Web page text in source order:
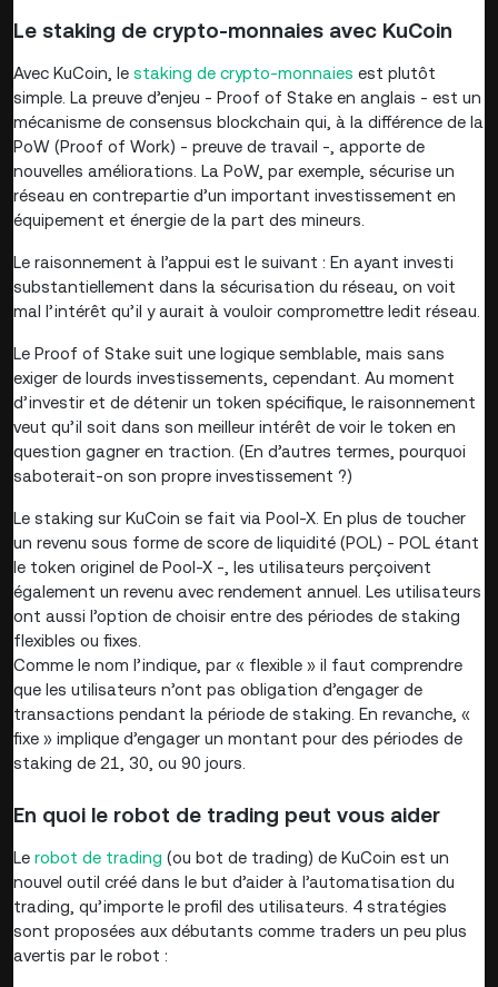
Le staking de crypto-monnaies avec KuCoin
Avec KuCoin, le staking de crypto-monnaies est plutôt
simple. La preuve d’enjeu - Proof of Stake en anglais - est un
mécanisme de consensus blockchain qui, à la différence de la
PoW (Proof of Work) - preuve de travail -, apporte de
nouvelles améliorations. La PoW, par exemple, sécurise un
réseau en contrepartie d’un important investissement en
équipement et énergie de la part des mineurs.
Le raisonnement à l’appui est le suivant : En ayant investi
substantiellement dans la sécurisation du réseau, on voit
mal l’intérêt qu’il y aurait à vouloir compromettre ledit réseau.
Le Proof of Stake suit une logique semblable, mais sans
exiger de lourds investissements, cependant. Au moment
d’investir et de détenir un token spécifique, le raisonnement
veut qu’il soit dans son meilleur intérêt de voir le token en
question gagner en traction. (En d’autres termes, pourquoi
saboterait-on son propre investissement ?)
Le staking sur KuCoin se fait via Pool-X. En plus de toucher
un revenu sous forme de score de liquidité (POL) - POL étant
le token originel de Pool-X -, les utilisateurs perçoivent
également un revenu avec rendement annuel. Les utilisateurs
ont aussi l’option de choisir entre des périodes de staking
flexibles ou fixes.
Comme le nom l’indique, par « flexible » il faut comprendre
que les utilisateurs n’ont pas obligation d’engager de
transactions pendant la période de staking. En revanche, «
fixe » implique d’engager un montant pour des périodes de
staking de 21, 30, ou 90 jours.
En quoi le robot de trading peut vous aider
Le robot de trading (ou bot de trading) de KuCoin est un
nouvel outil créé dans le but d’aider à l’automatisation du
trading, qu’importe le profil des utilisateurs. 4 stratégies
sont proposées aux débutants comme traders un peu plus
avertis par le robot :